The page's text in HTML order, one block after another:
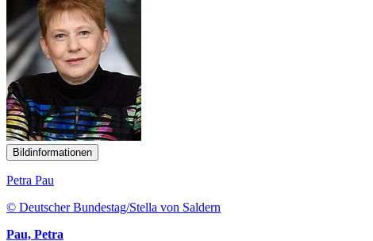
Bildinformationen
Petra Pau
© Deutscher Bundestag/Stella von Saldern
Pau, Petra